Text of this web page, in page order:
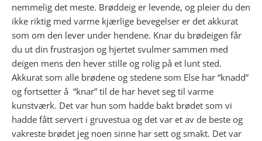
nemmelig det meste. Brøddeig er levende, og pleier du den
ikke riktig med varme kjærlige bevegelser er det akkurat
som om den lever under hendene. Knar du brødeigen får
du ut din frustrasjon og hjertet svulmer sammen med
deigen mens den hever stille og rolig på et lunt sted.
Akkurat som alle brødene og stedene som Else har “knadd”
og fortsetter å “knar” til de har hevet seg til varme
kunstværk. Det var hun som hadde bakt brødet som vi
hadde fått servert i gruvestua og det var et av de beste og
vakreste brødet jeg noen sinne har sett og smakt. Det var